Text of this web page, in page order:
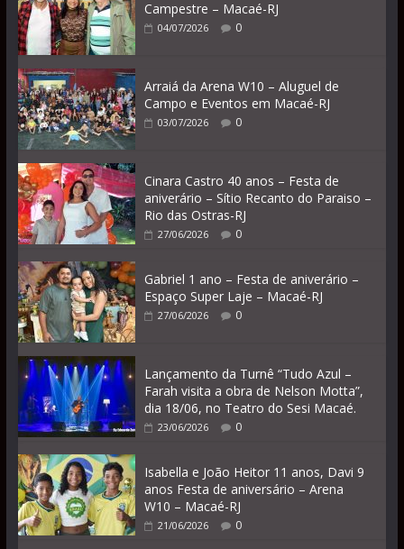
Campestre – Macaé-RJ
04/07/2026 0
Arraiá da Arena W10 – Aluguel de
Campo e Eventos em Macaé-RJ
03/07/2026 0
Cinara Castro 40 anos – Festa de
aniverário – Sítio Recanto do Paraiso –
Rio das Ostras-RJ
27/06/2026 0
Gabriel 1 ano – Festa de aniverário –
Espaço Super Laje – Macaé-RJ
27/06/2026 0
Lançamento da Turnê “Tudo Azul –
Farah visita a obra de Nelson Motta”,
dia 18/06, no Teatro do Sesi Macaé.
23/06/2026 0
Isabella e João Heitor 11 anos, Davi 9
anos Festa de aniversário – Arena
W10 – Macaé-RJ
21/06/2026 0